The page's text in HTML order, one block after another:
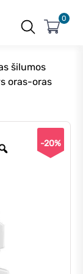
0
šilumos
oras-oras
-20%